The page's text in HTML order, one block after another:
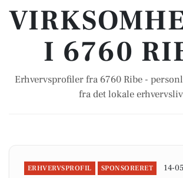
I 6760
Erhvervsprofiler fra 6760 Ribe -
fra det lokale
ERHVERVSPROFIL SPONSORERET 14-